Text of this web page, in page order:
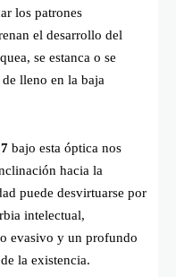
los patrones
el desarrollo del
se estanca o se
lleno en la baja
bajo esta óptica nos
hacia la
puede desvirtuarse por
intelectual,
evasivo y un profundo
la existencia.